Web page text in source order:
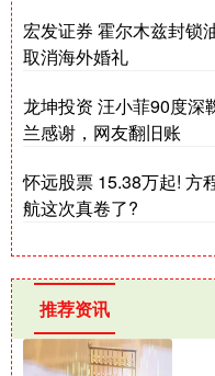
宏发证券 霍尔木兹封锁
取消海外婚礼
龙坤投资 汪小菲90度深
兰感谢，网友翻旧账
怀远股票 15.38万起! 方
航这次真卷了?
推荐资讯